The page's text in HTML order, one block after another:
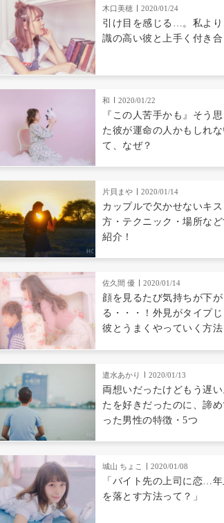
木口美穂 2020/01/24
引け目を感じる…。私より
識の高い彼と上手く付き
和 2020/01/22
『この人苦手かも』そう
た彼が運命の人かもしれな
て、なぜ？
片貝まや 2020/01/14
カップルで欠かせないキス
方・テクニック・場所など
紹介！
佐久間 優 2020/01/14
顔を見るたび気持ちが下が
る・・・！外見がタイプ
彼とうまくやっていく方法
遣水あかり 2020/01/13
両想いだったけどもう遅
たを好きだったのに、諦め
った男性の特徴・5つ
城山 ちょこ 2020/01/08
「バイト先の上司に恋…
を落とす方法って？」